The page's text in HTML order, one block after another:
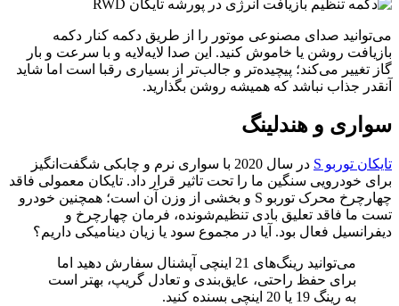
می‌توانید صدای مصنوعی موتور را از طریق دکمه کنار دکمه
بازیافت روشن یا خاموش کنید. این صدا لایه‌لایه و با سرعت و بار
گاز تغییر می‌کند؛ پیچیده‌تر و جالب‌تر از بسیاری رقبا است اما شاید
آنقدر جذاب نباشد که همیشه روشن بگذارید.
سواری و هندلینگ
تایکان توربو S
در سال 2020 با سواری نرم و چابکی شگفت‌انگیز
برای خودرویی سنگین ما را تحت تاثیر قرار داد. تایکان معمولی فاقد
چهارچرخ محرک توربو S و بخشی از وزن آن است؛ همچنین خودرو
تست ما فاقد تعلیق بادی تنظیم‌شونده، فرمان چهارچرخ و
دیفرانسیل فعال بود. آیا در مجموع سود یا زیان دینامیکی داریم؟
می‌توانید رینگ‌های 21 اینچی آپشنال سفارش دهید اما
برای حفظ راحتی، عایق‌بندی و تعادل گریپ، بهتر است
به رینگ 19 یا 20 اینچی بسنده کنید.